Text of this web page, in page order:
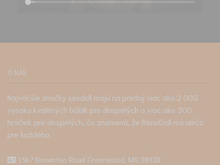
O NÁS
Najväčšie značky sexdoll majú na predaj viac ako 2 000
vysoko kvalitných bábik pre dospelých a viac ako 300
hračiek pre dospelých, čo znamená, že RenoDoll má niečo
pre každého.
1567 Brownton Road Greenwood, MS 38930